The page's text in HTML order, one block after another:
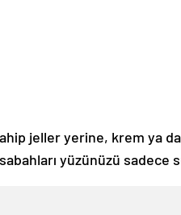
jeller yerine, krem ya da
yüzünüzü sadece